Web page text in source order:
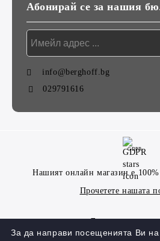
Абонирай се за нашия
info@berghoff.bg
029791616
GDPR
Нашият онлайн магазин е 100%
Прочетете нашата
За да направи посещенията Ви на